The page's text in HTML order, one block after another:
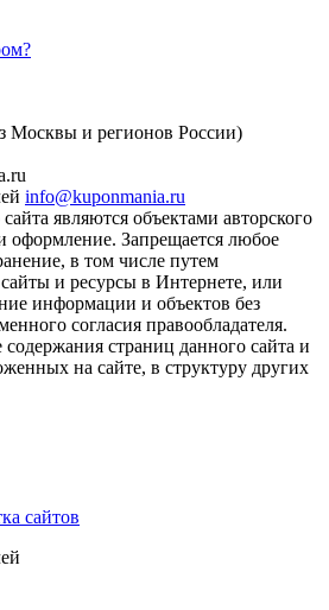
Москвы и регионов России)
info@kuponmania.ru
являются объектами авторского
оформление. Запрещается любое
в том числе путем
и ресурсы в Интернете, или
информации и объектов без
согласия правообладателя.
страниц данного сайта и
на сайте, в структуру других